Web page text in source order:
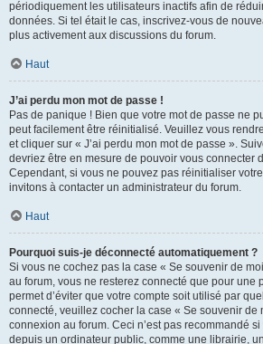
périodiquement les utilisateurs inactifs afin de
données. Si tel était le cas, inscrivez-vous de
plus activement aux discussions du forum.
Haut
J’ai perdu mon mot de passe !
Pas de panique ! Bien que votre mot de passe ne
peut facilement être réinitialisé. Veuillez vous
et cliquer sur « J’ai perdu mon mot de passe ».
devriez être en mesure de pouvoir vous connecter
Cependant, si vous ne pouvez pas réinitialiser
invitons à contacter un administrateur du forum.
Haut
Pourquoi suis-je déconnecté automatiquement ?
Si vous ne cochez pas la case « Se souvenir de
au forum, vous ne resterez connecté que pour une
permet d’éviter que votre compte soit utilisé par
connecté, veuillez cocher la case « Se souvenir de
connexion au forum. Ceci n’est pas recommandé
depuis un ordinateur public, comme une librairie,